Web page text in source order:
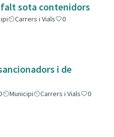
sota contenidors
Carrers i Vials
0
i de
Municipi Carrers i Vials
0